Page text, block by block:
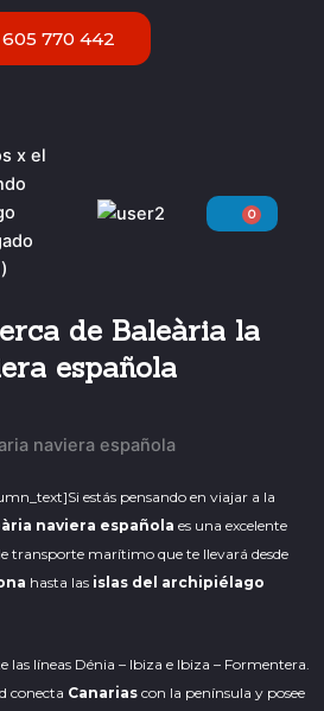
605 770 442
0
de Baleària la
española
Si estás pensando en viajar a la
naviera española es una excelente
transporte marítimo que te llevará desde
hasta las islas del archipiélago
las líneas Dénia – Ibiza e Ibiza – Formentera.
conecta Canarias con la península y posee